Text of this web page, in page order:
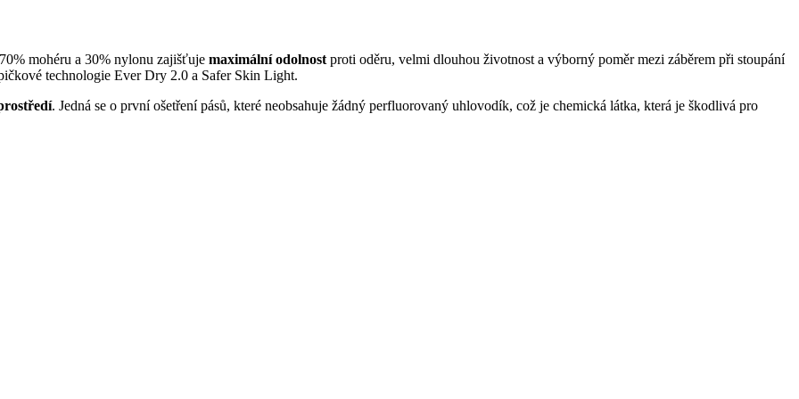
mohéru a 30% nylonu zajišťuje maximální odolnost proti oděru, velmi dlouhou životnost a výborný poměr mezi záběrem při stoupání
technologie Ever Dry 2.0 a Safer Skin Light.
. Jedná se o první ošetření pásů, které neobsahuje žádný perfluorovaný uhlovodík, což je chemická látka, která je škodlivá pro